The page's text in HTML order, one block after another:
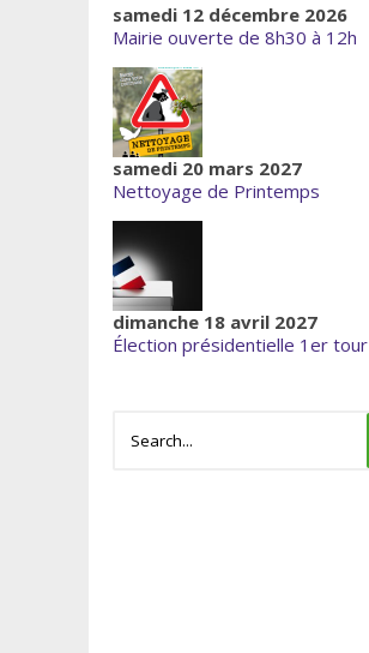
samedi 12 décembre 2026
Mairie ouverte de 8h30 à 12h
samedi 20 mars 2027
Nettoyage de Printemps
dimanche 18 avril 2027
Élection présidentielle 1er tour